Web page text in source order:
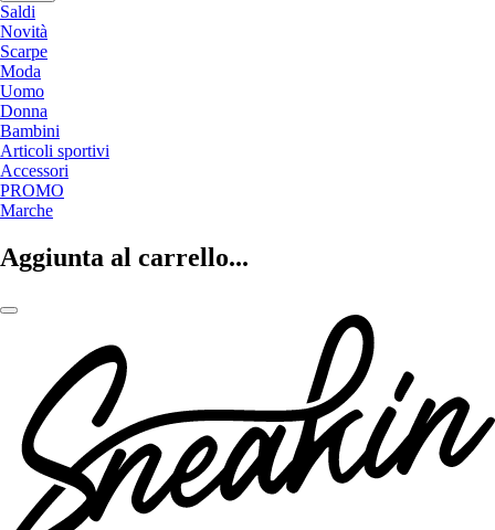
Saldi
Novità
Scarpe
Moda
Uomo
Donna
Bambini
Articoli sportivi
Accessori
PROMO
Marche
Aggiunta al carrello...